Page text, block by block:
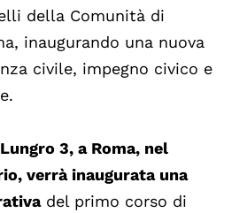
della Comunità di
inaugurando una nuova
civile, impegno civico e
3, a Roma, nel
verrà inaugurata una
del primo corso di